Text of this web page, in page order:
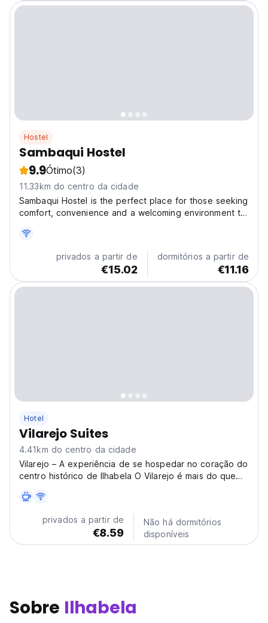
Hostel
Sambaqui Hostel
9.9Ótimo(3)
11.33km do centro da cidade
Sambaqui Hostel is the perfect place for those seeking
comfort, convenience and a welcoming environment to
everything you need for a peaceful and fun stay. On
the ground floor, you will find a friendly reception,...
privados a partir de
€15.02
dormitórios a partir de
€11.16
Hotel
Vilarejo Suites
4.41km do centro da cidade
Vilarejo – A experiência de se hospedar no coração do
centro histórico de Ilhabela O Vilarejo é mais do que
aconchego de casa com o cuidado de um hotel. Foi
pensado para quem quer viver Ilhabela de forma
autêntica...
privados a partir de
€8.59
Não há dormitórios
disponíveis
Sobre Ilhabela